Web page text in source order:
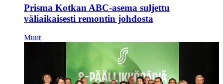
Prisma Kotkan ABC-asema suljettu
väliaikaisesti remontin johdosta
Muut